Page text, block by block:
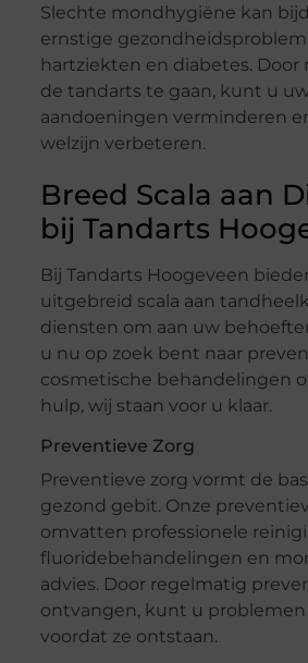
Slechte mondhygiëne kan
ernstige
hartziekten en diabetes. Door
de tandarts te gaan, kunt u
aandoeningen verminderen
welzijn verbeteren.
Breed Scala aan
bij Tandarts
Bij Tandarts Hoogeveen
uitgebreid scala aan
diensten om aan uw
u nu op zoek bent naar
cosmetische behandelingen
hulp, wij staan voor u klaar.
Preventieve Zorg
Preventieve zorg vormt de
gezond gebit. Onze
omvatten professionele
fluoridebehandelingen en
advies. Door regelmatig
ontvangen, kunt u
voordat ze ontstaan.